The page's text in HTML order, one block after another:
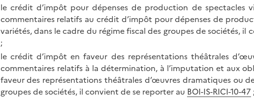
le crédit d’impôt pour dépenses de production de spectacles
commentaires relatifs au crédit d’impôt pour dépenses de
variétés, dans le cadre du régime fiscal des groupes de sociétés, il
;
le crédit d’impôt en faveur des représentations théâtrales
commentaires relatifs à la détermination, à l’imputation et aux
faveur des représentations théâtrales d’œuvres dramatiques ou
groupes de sociétés, il convient de se reporter au BOI-IS-RICI-10-47